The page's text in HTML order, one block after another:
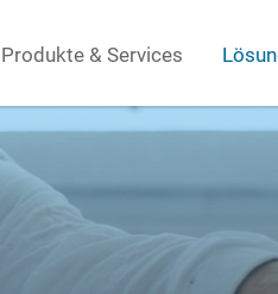
Produkte & Services